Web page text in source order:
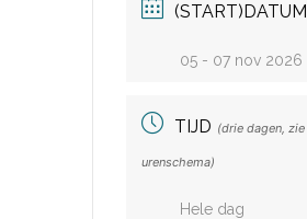
(START)DATUM
05 - 07 nov 2026
TIJD (drie dagen, zie
urenschema)
Hele dag